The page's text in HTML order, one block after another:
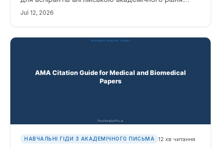
Освойте правила a/an/the і «нулевого артикля»,
Jul 12, 2026
НАВЧАЛЬНІ ГІДИ З АКАДЕМІЧНОГО ПИСЬМА 12 хв читання